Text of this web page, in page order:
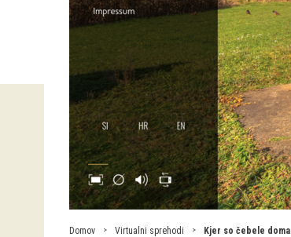
Domov Virtualni sprehodi Kjer so čebele doma